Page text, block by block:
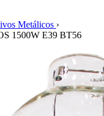
Metálicos ›
1500W E39 BT56